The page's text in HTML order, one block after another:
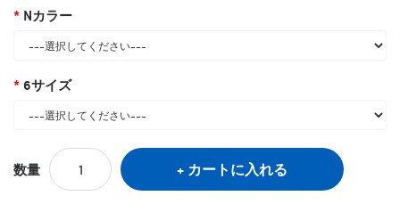
Nカラー
6サイズ
数量 カートに入れる